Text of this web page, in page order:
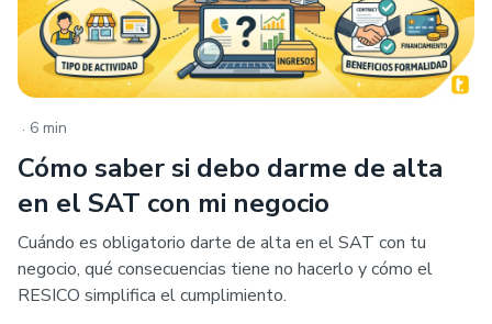
. 6 min
Cómo saber si debo darme de alta
en el SAT con mi negocio
Cuándo es obligatorio darte de alta en el SAT con tu
negocio, qué consecuencias tiene no hacerlo y cómo el
RESICO simplifica el cumplimiento.